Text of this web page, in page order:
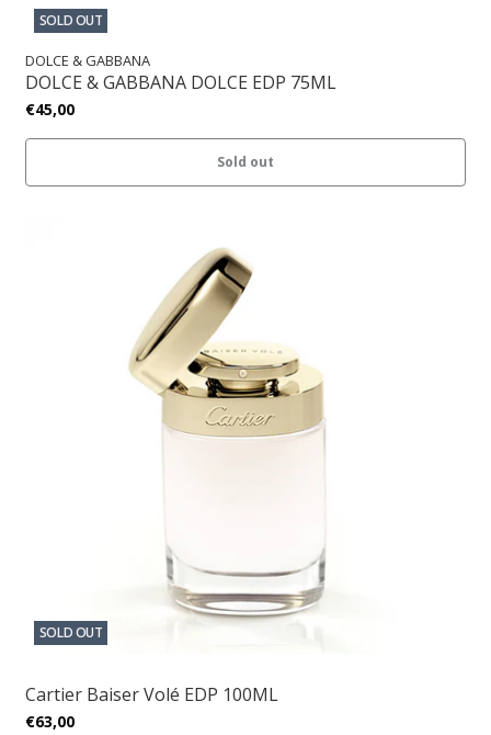
SOLD OUT
DOLCE & GABBANA
DOLCE & GABBANA DOLCE EDP 75ML
€45,00
Sold out
SOLD OUT
Cartier Baiser Volé EDP 100ML
€63,00